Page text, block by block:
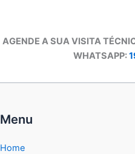
AGENDE A SUA VISITA
WHATSAPP:
Menu
Home